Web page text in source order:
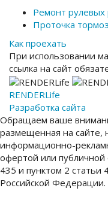
Ремонт рулевых
Проточка
Как проехать
При использовании
ссылка на сайт
RENDERLife
Разработка сайта
Обращаем ваше
размещенная на сайте,
информационно-
офертой или публичной
435 и пунктом 2 статьи
Российской Федерации.